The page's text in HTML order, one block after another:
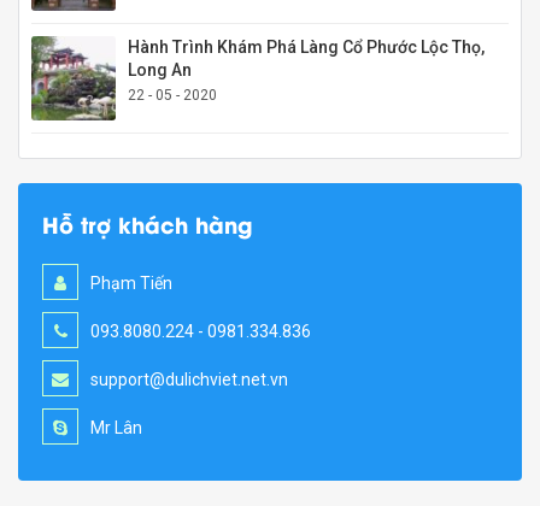
Hành Trình Khám Phá Làng Cổ Phước Lộc Thọ,
Long An
22 - 05 - 2020
Hỗ trợ khách hàng
Phạm Tiến
093.8080.224 - 0981.334.836
support@dulichviet.net.vn
Mr Lân